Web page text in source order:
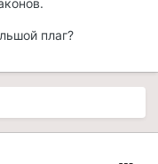
плаг?